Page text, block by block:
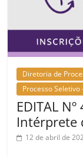
Diretoria de
Processo
EDITAL
Intérprete
12 de abril de